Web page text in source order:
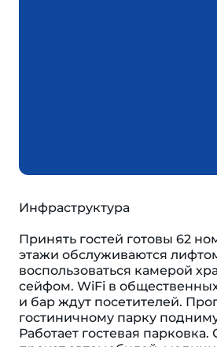
Инфраструктура
Принять гостей готовы 62
этажи обслуживаются
воспользоваться камерой
сейфом. WiFi в
и бар ждут посетителей.
гостиничному парку
Работает гостевая парковка.